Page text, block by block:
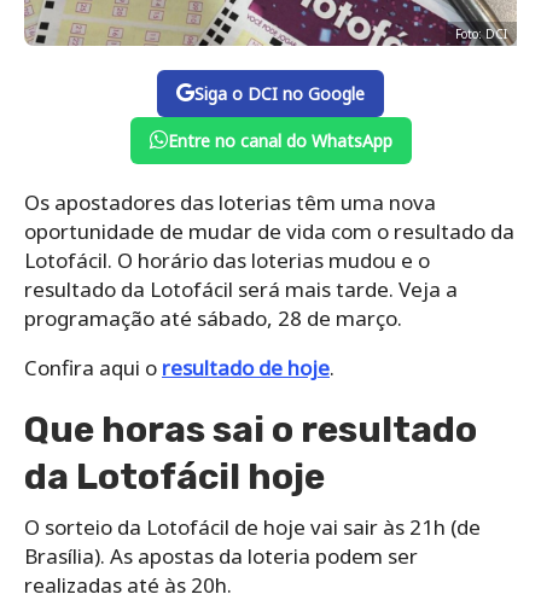
Foto: DCI
Siga o DCI no Google
Entre no canal do WhatsApp
Os apostadores das loterias têm uma nova
oportunidade de mudar de vida com o resultado da
Lotofácil. O horário das loterias mudou e o
resultado da Lotofácil será mais tarde. Veja a
programação até sábado, 28 de março.
Confira aqui o resultado de hoje.
Que horas sai o resultado
da Lotofácil hoje
O sorteio da Lotofácil de hoje vai sair às 21h (de
Brasília). As apostas da loteria podem ser
realizadas até às 20h.